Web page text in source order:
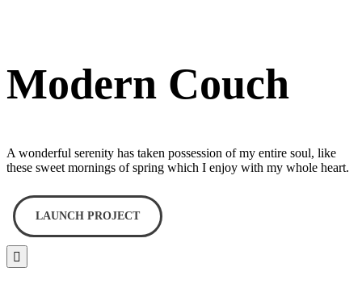
Modern Couch
A wonderful serenity has taken possession of my entire soul, like
these sweet mornings of spring which I enjoy with my whole heart.
LAUNCH PROJECT